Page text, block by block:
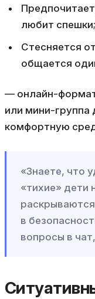
любит спешки;
Стесняется
общается
— онлайн-
или мини-группа
комфортную
«Знаете, что
«тихие» дети
в
вопросы в